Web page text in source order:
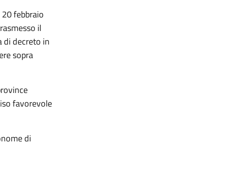
febbraio
il
di decreto in
sopra
favorevole
di